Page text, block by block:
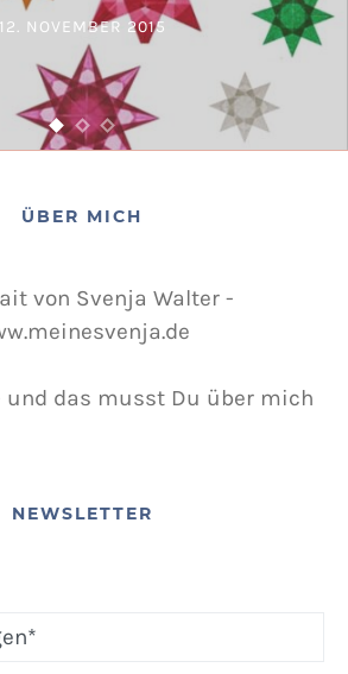
POSTED ON
12. NOVEMBER 2015
ÜBER MICH
und das musst Du über mich
NEWSLETTER